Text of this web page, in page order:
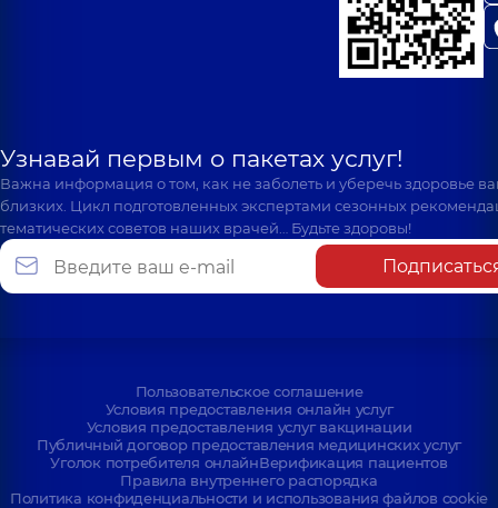
Узнавай первым о пакетах услуг!
Важна информация о том, как не заболеть и уберечь здоровье
близких. Цикл подготовленных экспертами сезонных
тематических советов наших врачей… Будьте здоровы!
Пользовательское соглашение
Условия предоставления онлайн услуг
Условия предоставления услуг вакцинации
Публичный договор предоставления медицинских услуг
Уголок потребителя онлайнВерификация пациентов
Правила внутреннего распорядка
Политика конфиденциальности и использования файлов cookie